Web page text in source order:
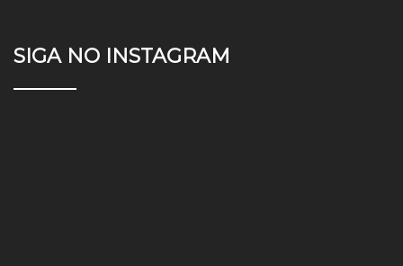
SIGA NO INSTAGRAM